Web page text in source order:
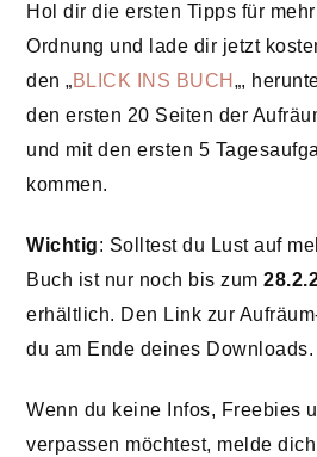
Hol dir die ersten Tipps für
Ordnung und lade dir jetzt
den „BLICK INS BUCH „,
den ersten 20 Seiten der
und mit den ersten 5
kommen.
Wichtig: Solltest du Lust auf
Buch ist nur noch bis zum
erhältlich. Den Link zur
du am Ende deines Downloads.
Wenn du keine Infos, Freebies
verpassen möchtest, melde